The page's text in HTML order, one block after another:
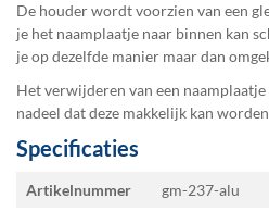
De houder wordt voorzien van een
je het naamplaatje naar binnen kan
je op dezelfde manier maar dan
Het verwijderen van een
nadeel dat deze makkelijk kan
Specificaties
Specificaties
Artikelnummer
gm-237-alu